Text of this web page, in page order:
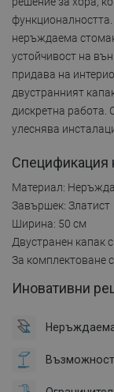
неръждаема
устойчивост на
придава на
двустранният
дискретна работа.
улеснява
Спецификация
Материал:
Завършек: Златист
Ширина: 50 см
Двустранен капак
За комплектоване
Иновативни